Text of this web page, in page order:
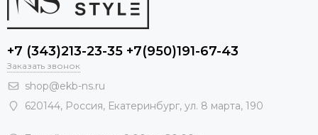
+7 (343)213-23-35 +7(950)191-67-43
Заказать звонок
shop@ekb-ns.ru
620144, Россия, Екатеринбург, ул. 8 марта, 190